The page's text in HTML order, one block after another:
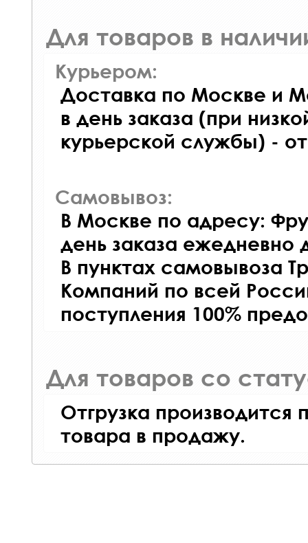
Для товаров в
Курьером:
Доставка по Москве и
в день заказа (при
курьерской службы) -
Самовывоз:
В Москве по адресу:
день заказа ежедневно
В пунктах самовывоза
Компаний по всей
поступления 100%
Для товаров со
Отгрузка производится
товара в продажу.